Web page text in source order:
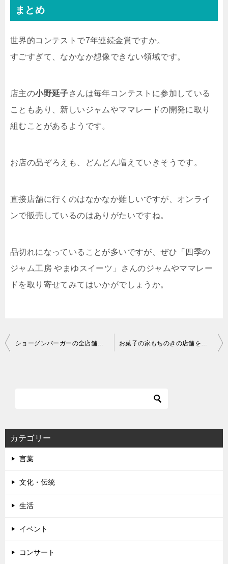
まとめ
世界的コンテストで7年連続金賞ですか。
すごすぎて、なかなか想像できない領域です。
店主の小野延子さんは毎年コンテストに参加している
こともあり、新しいジャムやママレードの開発に取り
組むことがあるようです。
お店の品ぞろえも、どんどん増えていきそうです。
直接店舗に行くのはなかなか難しいですが、オンライ
ンで販売しているのはありがたいですね。
品切れになっていることが多いですが、ぜひ「四季の
ジャム工房 やまゆスイーツ」さんのジャムやママレー
ドを取り寄せてみてはいかがでしょうか。
投
シ
ョ
ショーグンバーガーの全店舗をまとめました！すき焼きバーガーはどこで食べれる？ お菓子の家もちのきの店舗を一覧にまとめました！お店以外でもお取り寄せできる？
カテゴリー
言葉
文化・伝統
生活
イベント
コンサート